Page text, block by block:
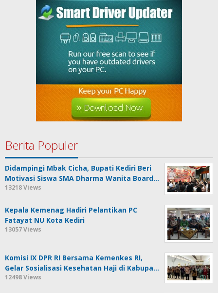
Berita Populer
Didampingi Mbak Cicha, Bupati Kediri Beri
Motivasi Siswa SMA Dharma Wanita Board…
13218 Views
Kepala Kemenag Hadiri Pelantikan PC
Fatayat NU Kota Kediri
13057 Views
Komisi IX DPR RI Bersama Kemenkes RI,
Gelar Sosialisasi Kesehatan Haji di Kabupa…
12498 Views